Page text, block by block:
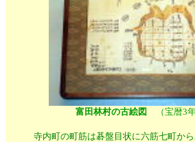
富田林村の古絵図 （宝暦3
寺内町の町筋は碁盤目状に六筋七町から